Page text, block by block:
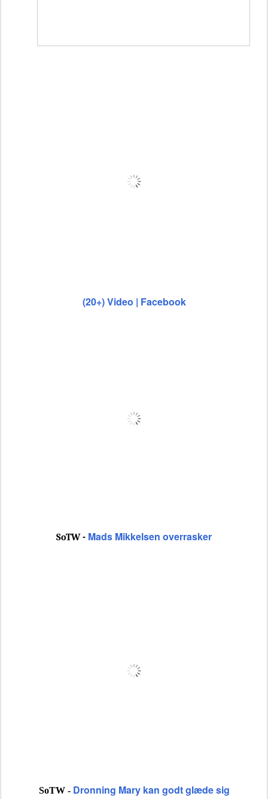
(20+) Video | Facebook
SoTW - Mads Mikkelsen overrasker
SoTW - Dronning Mary kan godt glæde sig